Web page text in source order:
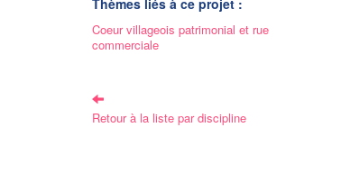
Thèmes liés à ce projet :
Coeur villageois patrimonial et rue
commerciale
Retour à la liste par discipline